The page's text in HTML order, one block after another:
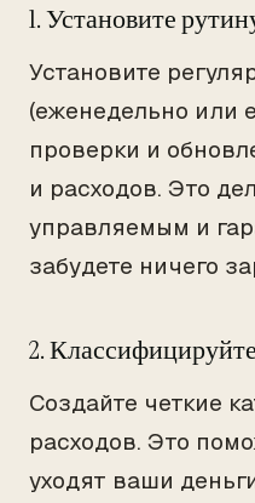
1. Установите
Установите
(еженедельно или
проверки и
и расходов. Это
управляемым и
забудете ничего
2.
Создайте четкие
расходов. Это
уходят ваши